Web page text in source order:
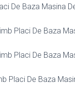
De Baza Masina
Placi De Baza
Placi De Baza
Placi De Baza